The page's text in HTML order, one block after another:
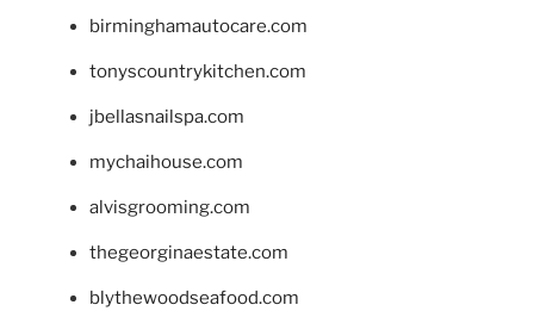
birminghamautocare.com
tonyscountrykitchen.com
jbellasnailspa.com
mychaihouse.com
alvisgrooming.com
thegeorginaestate.com
blythewoodseafood.com